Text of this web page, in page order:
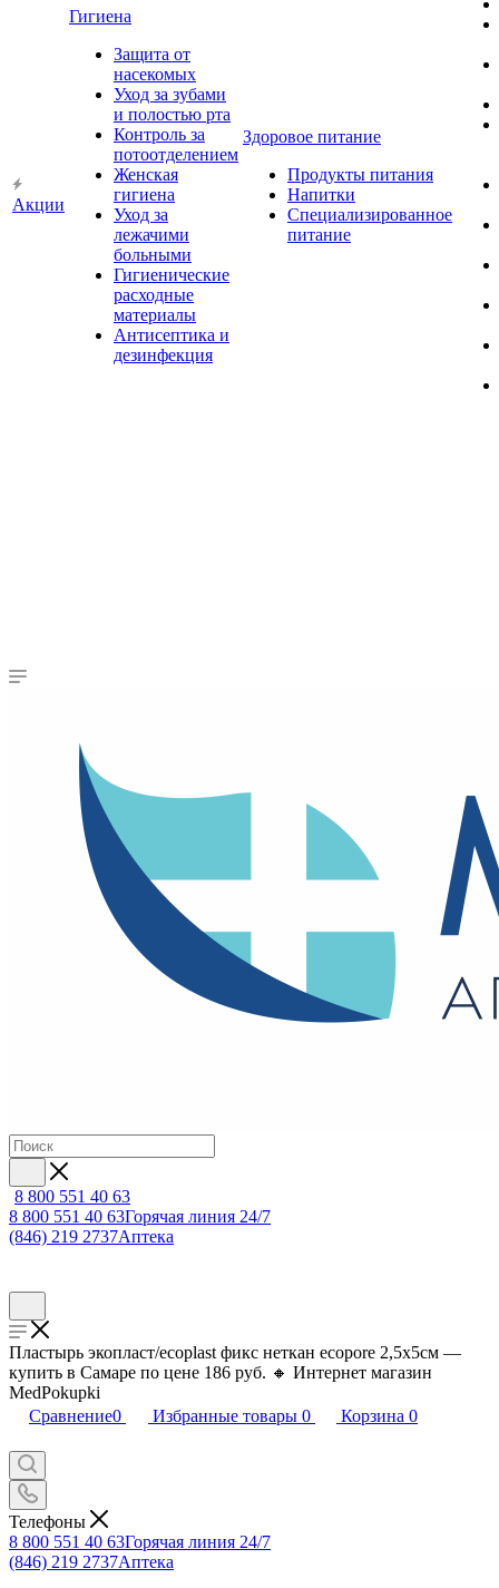
Акции
Гигиена
Защита от
насекомых
Уход за зубами
и полостью рта
Контроль за
потоотделением
Женская
гигиена
Уход за
лежачими
больными
Гигиенические
расходные
материалы
Антисептика и
дезинфекция
Здоровое питание
Продукты питания
Напитки
Специализированное
питание
8 800 551 40 63
8 800 551 40 63Горячая линия 24/7
(846) 219 2737Аптека
Пластырь экопласт/ecoplast фикс неткан ecopore 2,5х5см —
купить в Самаре по цене 186 руб. 🔸 Интернет магазин
MedPokupki
Сравнение0 Избранные товары 0 Корзина 0
Телефоны
8 800 551 40 63Горячая линия 24/7
(846) 219 2737Аптека